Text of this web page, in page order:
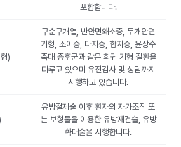
포함합니다.
)
구순구개열, 반안면왜소증, 두개안면
기형, 소이증, 다지증, 합지증, 윤상수
축대 증후군과 같은 희귀 기형 질환을
다루고 있으며 유전검사 및 상담까지
시행하고 있습니다.
유방절제술 이후 환자의 자가조직 또
는 보형물을 이용한 유방재건술, 유방
확대술을 시행합니다.